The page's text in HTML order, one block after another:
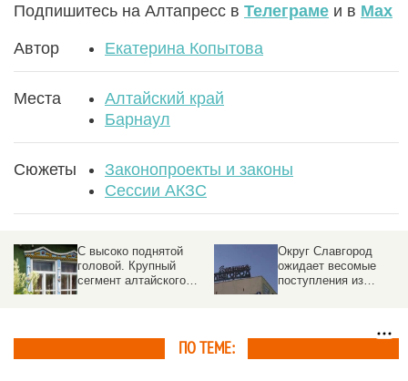
Подпишитесь на Алтапресс в Телеграме и в Max
Автор Екатерина Копытова
Места
Алтайский край
Барнаул
Сюжеты
Законопроекты и законы
Сессии АКЗС
С высоко поднятой
головой. Крупный
сегмент алтайского
Округ Славгород
ожидает весомые
поступления из
ПО ТЕМЕ: